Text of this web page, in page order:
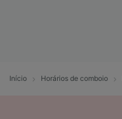
Início Horários de comboio